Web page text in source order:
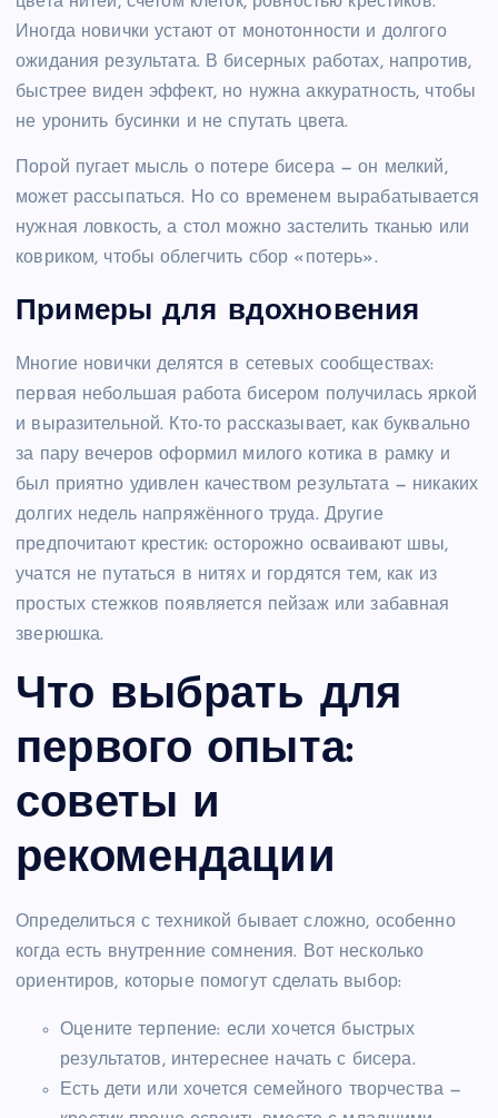
Иногда новички устают от монотонности и долгого
ожидания результата. В бисерных работах, напротив,
быстрее виден эффект, но нужна аккуратность, чтобы
не уронить бусинки и не спутать цвета.
Порой пугает мысль о потере бисера — он мелкий,
может рассыпаться. Но со временем вырабатывается
нужная ловкость, а стол можно застелить тканью или
ковриком, чтобы облегчить сбор «потерь».
Примеры для вдохновения
Многие новички делятся в сетевых сообществах:
первая небольшая работа бисером получилась яркой
и выразительной. Кто-то рассказывает, как буквально
за пару вечеров оформил милого котика в рамку и
был приятно удивлен качеством результата — никаких
долгих недель напряжённого труда. Другие
предпочитают крестик: осторожно осваивают швы,
учатся не путаться в нитях и гордятся тем, как из
простых стежков появляется пейзаж или забавная
зверюшка.
Что выбрать для
первого опыта:
советы и
рекомендации
Определиться с техникой бывает сложно, особенно
когда есть внутренние сомнения. Вот несколько
ориентиров, которые помогут сделать выбор:
Оцените терпение: если хочется быстрых
результатов, интереснее начать с бисера.
Есть дети или хочется семейного творчества —